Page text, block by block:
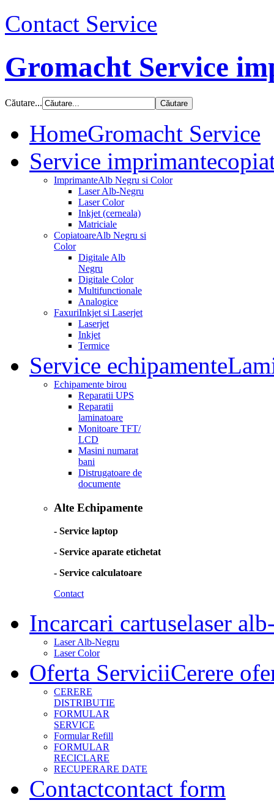
Contact Service
Gromacht Service
Căutare...
HomeGromacht Service
Service imprimante
ImprimanteAlb Negru si Color
Laser Alb-Negru
Laser Color
Inkjet (cerneala)
Matriciale
CopiatoareAlb Negru si
Color
Digitale Alb
Negru
Digitale Color
Multifunctionale
Analogice
FaxuriInkjet si Laserjet
Laserjet
Inkjet
Termice
Service echipamente
Echipamente birou
Reparatii UPS
Reparatii
laminatoare
Monitoare TFT/
LCD
Masini numarat
bani
Distrugatoare de
documente
Alte Echipamente
- Service laptop
- Service aparate etichetat
- Service calculatoare
Contact
Incarcari cartuselaser
Laser Alb-Negru
Laser Color
Oferta ServiciiCerere
CERERE
DISTRIBUTIE
FORMULAR
SERVICE
Formular Refill
FORMULAR
RECICLARE
RECUPERARE DATE
Contactcontact form